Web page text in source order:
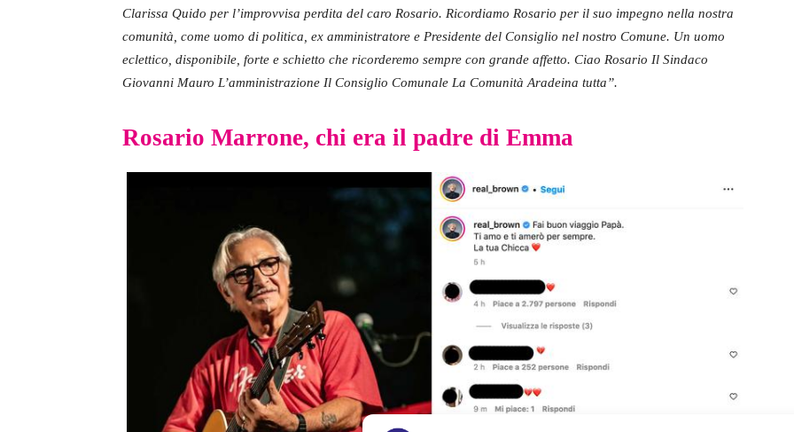
Clarissa Quido per l’improvvisa perdita del caro Rosario. Ricordiamo Rosario per il suo impegno nella nostra
comunità, come uomo di politica, ex amministratore e Presidente del Consiglio nel nostro Comune. Un uomo
eclettico, disponibile, forte e schietto che ricorderemo sempre con grande affetto. Ciao Rosario Il Sindaco
Giovanni Mauro L’amministrazione Il Consiglio Comunale La Comunità Aradeina tutta”.
Rosario Marrone, chi era il padre di Emma